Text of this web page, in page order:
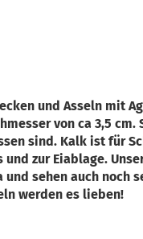
und Asseln mit
von ca 3,5
sind. Kalk ist für
und zur Eiablage.
sehen auch noch
werden es lieben!